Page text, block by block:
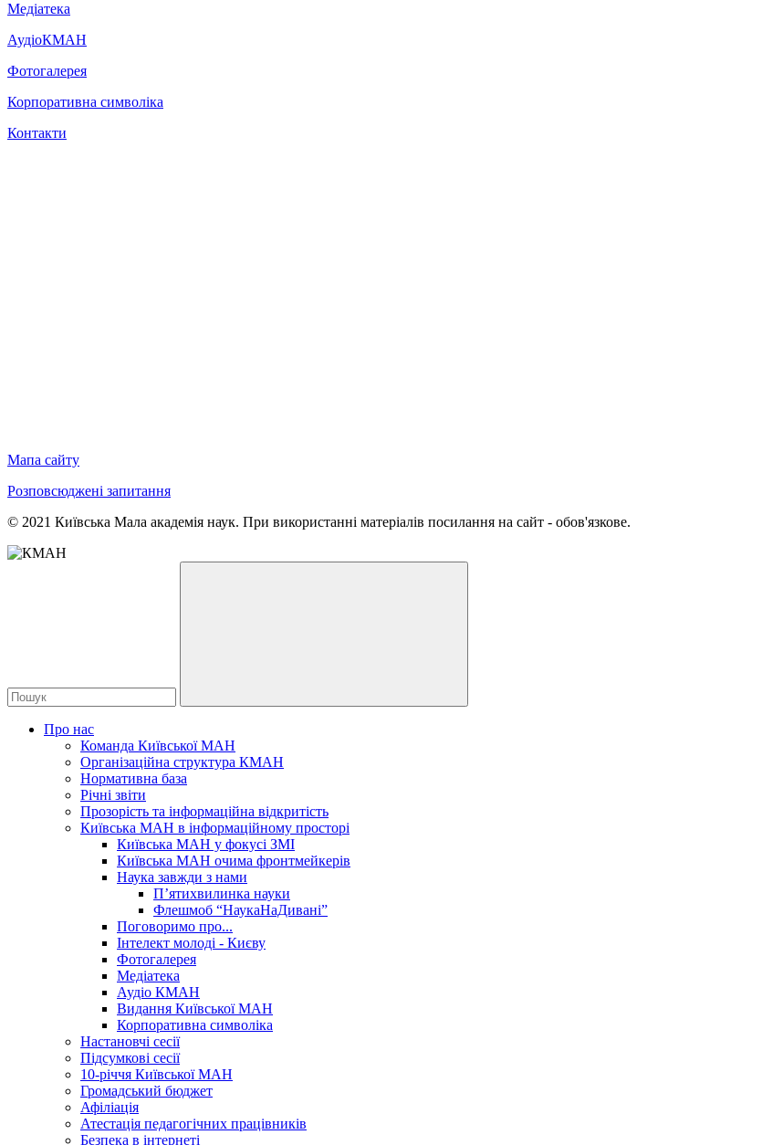
Медіатека
АудіоКМАН
Фотогалерея
Корпоративна символіка
Контакти
Мапа сайту
Розповсюджені запитання
© 2021 Київська Мала академія наук. При використанні матеріалів посилання на сайт - обов'язкове.
Про нас
Команда Київської МАН
Організаційна структура КМАН
Нормативна база
Річні звіти
Прозорість та інформаційна відкритість
Київська МАН в інформаційному просторі
Київська МАН у фокусі ЗМІ
Київська МАН очима фронтмейкерів
Наука завжди з нами
П’ятихвилинка науки
Флешмоб “НаукаНаДивані”
Поговоримо про...
Інтелект молоді - Києву
Фотогалерея
Медіатека
Аудіо КМАН
Видання Київської МАН
Корпоративна символіка
Настановчі сесії
Підсумкові сесії
10-річчя Київської МАН
Громадський бюджет
Афіліація
Атестація педагогічних працівників
Безпека в інтернеті